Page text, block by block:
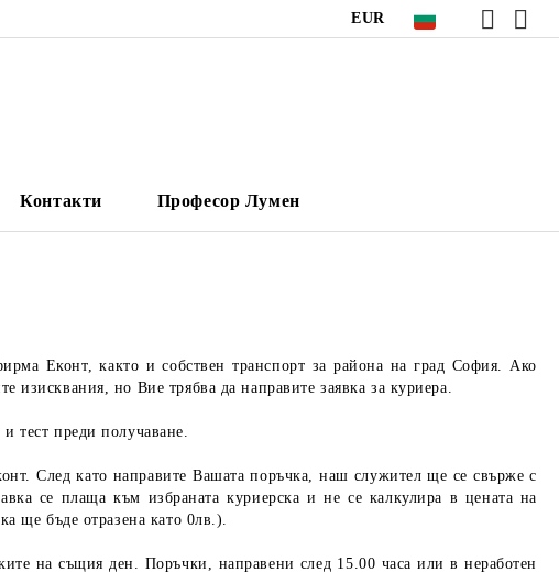
EUR
Контакти Професор Лумен
Еконт, както и собствен транспорт за района на град София. Ако
изисквания, но Вие трябва да направите заявка за куриера.
тест преди получаване.
След като направите Вашата поръчка, наш служител ще се свърже с
се плаща към избраната куриерска и не се калкулира в цената на
ще бъде отразена като 0лв.).
на същия ден. Поръчки, направени след 15.00 часа или в неработен